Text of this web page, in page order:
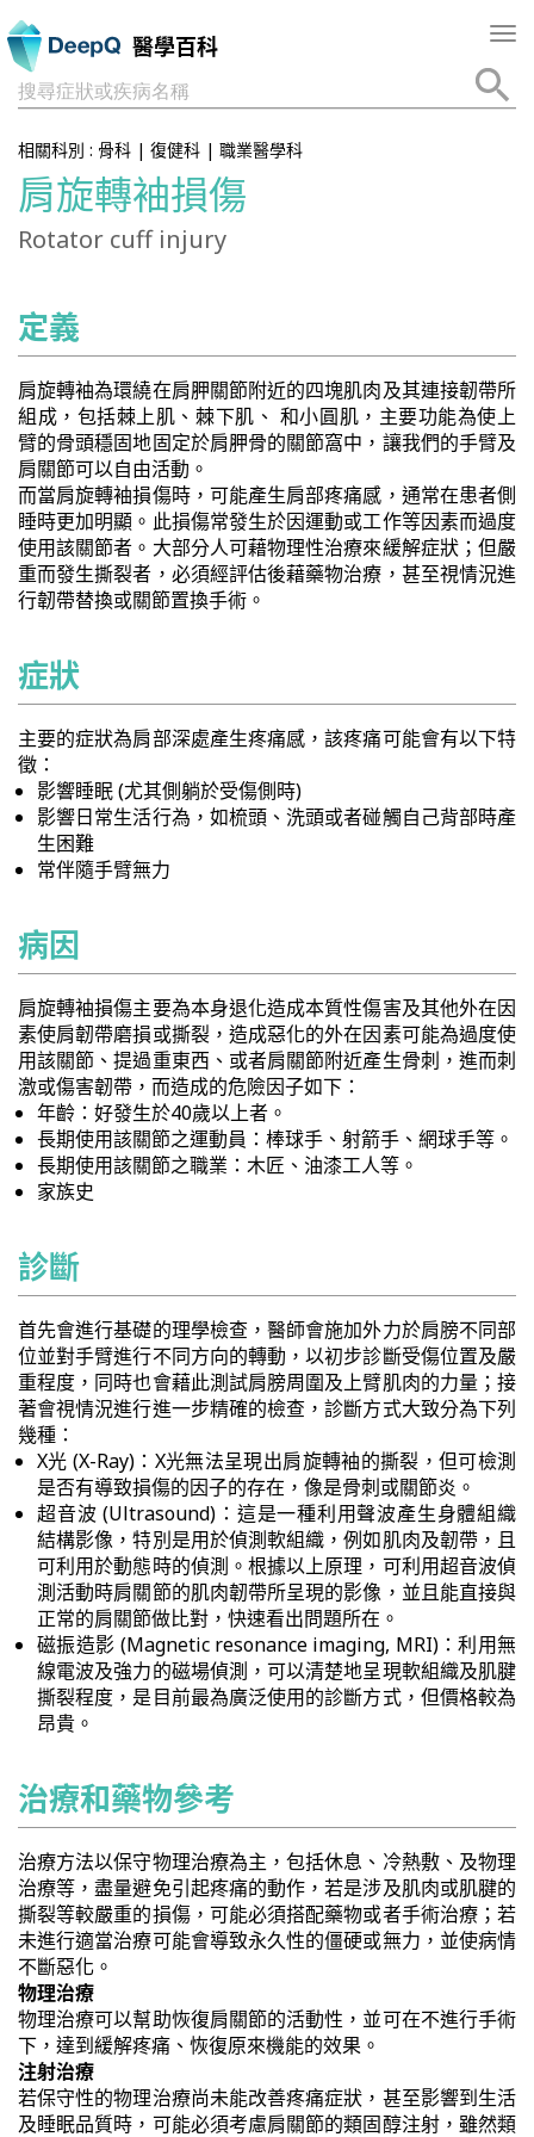
醫學百科
搜尋症狀或疾病名稱
相關科別 : 骨科 | 復健科 | 職業醫學科
肩旋轉袖損傷
Rotator cuff injury
定義
肩旋轉袖為環繞在肩胛關節附近的四塊肌肉及其連接韌帶所
組成，包括棘上肌、棘下肌、 和小圓肌，主要功能為使上
臂的骨頭穩固地固定於肩胛骨的關節窩中，讓我們的手臂及
肩關節可以自由活動。
而當肩旋轉袖損傷時，可能產生肩部疼痛感，通常在患者側
睡時更加明顯。此損傷常發生於因運動或工作等因素而過度
使用該關節者。大部分人可藉物理性治療來緩解症狀；但嚴
重而發生撕裂者，必須經評估後藉藥物治療，甚至視情況進
行韌帶替換或關節置換手術。
症狀
主要的症狀為肩部深處產生疼痛感，該疼痛可能會有以下特
徵：
影響睡眠 (尤其側躺於受傷側時)
影響日常生活行為，如梳頭、洗頭或者碰觸自己背部時產
生困難
常伴隨手臂無力
病因
肩旋轉袖損傷主要為本身退化造成本質性傷害及其他外在因
素使肩韌帶磨損或撕裂，造成惡化的外在因素可能為過度使
用該關節、提過重東西、或者肩關節附近產生骨刺，進而刺
激或傷害韌帶，而造成的危險因子如下：
年齡：好發生於40歲以上者。
長期使用該關節之運動員：棒球手、射箭手、網球手等。
長期使用該關節之職業：木匠、油漆工人等。
家族史
診斷
首先會進行基礎的理學檢查，醫師會施加外力於肩膀不同部
位並對手臂進行不同方向的轉動，以初步診斷受傷位置及嚴
重程度，同時也會藉此測試肩膀周圍及上臂肌肉的力量；接
著會視情況進行進一步精確的檢查，診斷方式大致分為下列
幾種：
X光 (X-Ray)：X光無法呈現出肩旋轉袖的撕裂，但可檢測
是否有導致損傷的因子的存在，像是骨刺或關節炎。
超音波 (Ultrasound)：這是一種利用聲波產生身體組織
結構影像，特別是用於偵測軟組織，例如肌肉及韌帶，且
可利用於動態時的偵測。根據以上原理，可利用超音波偵
測活動時肩關節的肌肉韌帶所呈現的影像，並且能直接與
正常的肩關節做比對，快速看出問題所在。
磁振造影 (Magnetic resonance imaging, MRI)：利用無
線電波及強力的磁場偵測，可以清楚地呈現軟組織及肌腱
撕裂程度，是目前最為廣泛使用的診斷方式，但價格較為
昂貴。
治療和藥物參考
治療方法以保守物理治療為主，包括休息、冷熱敷、及物理
治療等，盡量避免引起疼痛的動作，若是涉及肌肉或肌腱的
撕裂等較嚴重的損傷，可能必須搭配藥物或者手術治療；若
未進行適當治療可能會導致永久性的僵硬或無力，並使病情
不斷惡化。
物理治療
物理治療可以幫助恢復肩關節的活動性，並可在不進行手術
下，達到緩解疼痛、恢復原來機能的效果。
注射治療
若保守性的物理治療尚未能改善疼痛症狀，甚至影響到生活
及睡眠品質時，可能必須考慮肩關節的類固醇注射，雖然類